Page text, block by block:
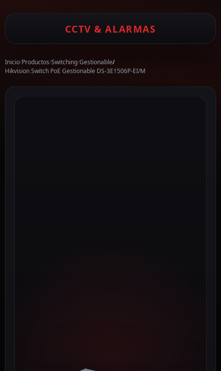
CCTV & ALARMAS
Inicio/Productos/Switching/Gestionable/
Hikvision Switch PoE Gestionable DS-3E1506P-EI/M